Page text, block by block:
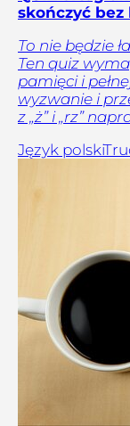
skończyć bez
To nie będzie
Ten quiz
pamięci i
wyzwanie i
z „ż” i „rz”
Język polski